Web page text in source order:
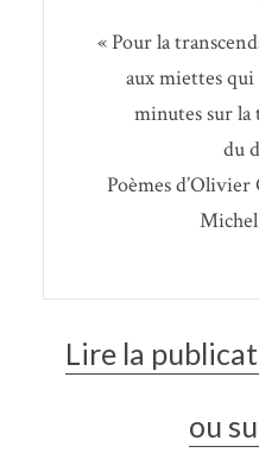
«Pour la
aux miettes
minutes sur la
du
Poèmes
Lire la
ou